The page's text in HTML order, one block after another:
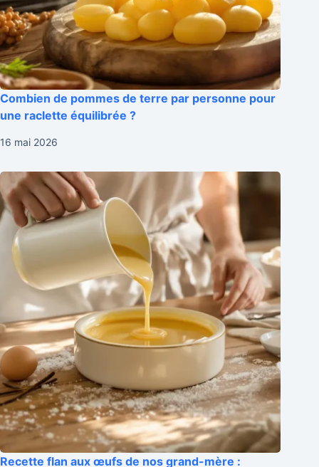
Combien de pommes de terre par personne pour
une raclette équilibrée ?
16 mai 2026
Recette flan aux œufs de nos grand-mère :